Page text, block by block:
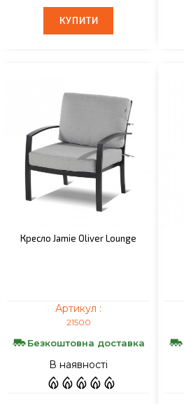
КУПИТИ
КУПИТИ
Кресло Jamie Oliver Lounge
Артикул :
21500
Безкоштовна доставка
В наявності